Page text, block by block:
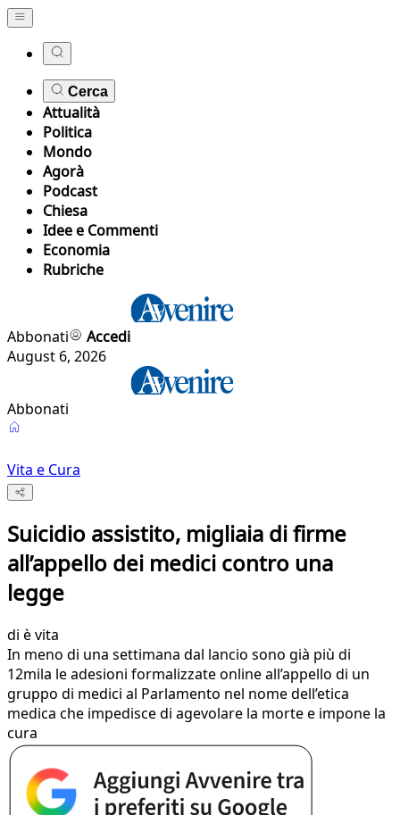
Cerca
Attualità
Politica
Mondo
Agorà
Podcast
Chiesa
Idee e Commenti
Economia
Rubriche
Abbonati
Accedi
August 6, 2026
Abbonati
Vita e Cura
Suicidio assistito, migliaia di firme
all’appello dei medici contro una
legge
di è vita
In meno di una settimana dal lancio sono già più di
12mila le adesioni formalizzate online all’appello di un
gruppo di medici al Parlamento nel nome dell’etica
medica che impedisce di agevolare la morte e impone la
cura